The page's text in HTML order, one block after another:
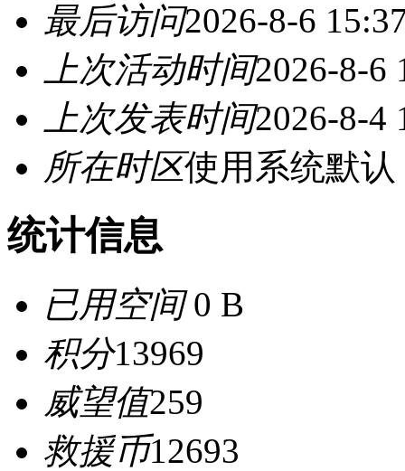
最后访问2026-8-6
上次活动时间2026-8-6
上次发表时间2026-8-4
所在时区使用系统默认
统计信息
已用空间0 B
积分13969
威望值259
救援币12693